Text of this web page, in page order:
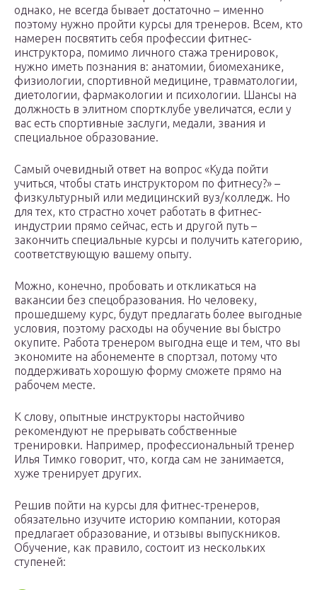
однако, не всегда бывает достаточно – именно
поэтому нужно пройти курсы для тренеров. Всем, кто
намерен посвятить себя профессии фитнес-
инструктора, помимо личного стажа тренировок,
нужно иметь познания в: анатомии, биомеханике,
физиологии, спортивной медицине, травматологии,
диетологии, фармакологии и психологии. Шансы на
должность в элитном спортклубе увеличатся, если у
вас есть спортивные заслуги, медали, звания и
специальное образование.
Самый очевидный ответ на вопрос «Куда пойти
учиться, чтобы стать инструктором по фитнесу?» –
физкультурный или медицинский вуз/колледж. Но
для тех, кто страстно хочет работать в фитнес-
индустрии прямо сейчас, есть и другой путь –
закончить специальные курсы и получить категорию,
соответствующую вашему опыту.
Можно, конечно, пробовать и откликаться на
вакансии без спецобразования. Но человеку,
прошедшему курс, будут предлагать более выгодные
условия, поэтому расходы на обучение вы быстро
окупите. Работа тренером выгодна еще и тем, что вы
экономите на абонементе в спортзал, потому что
поддерживать хорошую форму сможете прямо на
рабочем месте.
К слову, опытные инструкторы настойчиво
рекомендуют не прерывать собственные
тренировки. Например, профессиональный тренер
Илья Тимко говорит, что, когда сам не занимается,
хуже тренирует других.
Решив пойти на курсы для фитнес-тренеров,
обязательно изучите историю компании, которая
предлагает образование, и отзывы выпускников.
Обучение, как правило, состоит из нескольких
ступеней: